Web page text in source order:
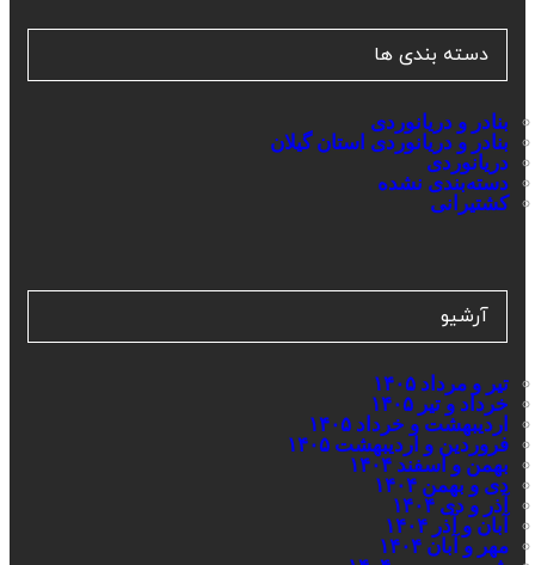
دسته بندی ها
بنادر و دریانوردی
بنادر و دریانوردی استان گیلان
دریانوردی
دسته‌بندی نشده
کشتیرانی
آرشیو
تیر و مرداد ۱۴۰۵
خرداد و تیر ۱۴۰۵
اردیبهشت و خرداد ۱۴۰۵
فروردین و اردیبهشت ۱۴۰۵
بهمن و اسفند ۱۴۰۴
دی و بهمن ۱۴۰۴
آذر و دی ۱۴۰۴
آبان و آذر ۱۴۰۴
مهر و آبان ۱۴۰۴